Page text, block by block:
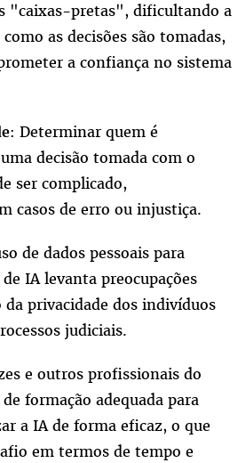
"caixas-pretas", dificultando a
as decisões são tomadas,
a confiança no sistema
: Determinar quem é
decisão tomada com o
ser complicado,
casos de erro ou injustiça.
de dados pessoais para
IA levanta preocupações
da privacidade dos indivíduos
judiciais.
e outros profissionais do
formação adequada para
a IA de forma eficaz, o que
em termos de tempo e